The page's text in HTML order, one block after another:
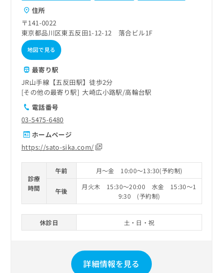
住所
〒141-0022
東京都品川区東五反田1-12-12 落合ビル1F
地図で見る
最寄り駅
JR山手線【五反田駅】徒歩2分
その他の最寄り駅
大崎広小路駅 高輪台駅
電話番号
03-5475-6480
ホームページ
https://sato-sika.com/
診療
時間
午前 月～金 10:00～13:30(予約制)
午後
月火木 15:30～20:00 水金 15:30～1
9:30 (予約制)
休診日 土・日・祝
詳細情報を見る